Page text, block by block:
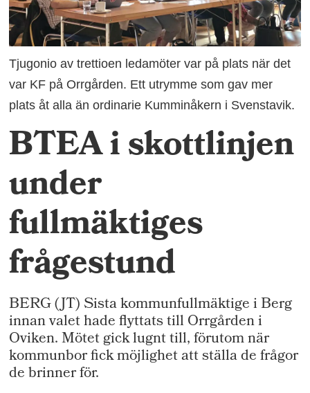
Tjugonio av trettioen ledamöter var på plats när det
var KF på Orrgården. Ett utrymme som gav mer
plats åt alla än ordinarie Kumminåkern i Svenstavik.
BTEA i skottlinjen
under
fullmäktiges
frågestund
BERG (JT) Sista kommunfullmäktige i Berg
innan valet hade flyttats till Orrgården i
Oviken. Mötet gick lugnt till, förutom när
kommunbor fick möjlighet att ställa de frågor
de brinner för.